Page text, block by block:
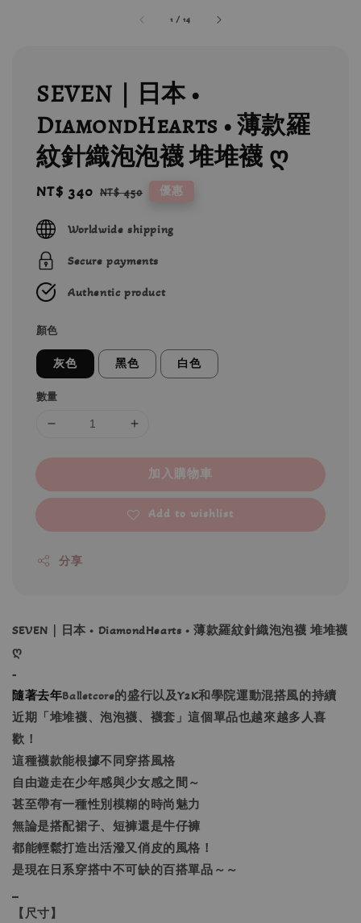
1 /14
SEVEN｜日本 •
DiamondHearts • 薄款羅
紋針織泡泡襪 堆堆襪 ღ
Sale
NT$ 340 Regular
NT$ 450 優惠
Worldwide shipping
Secure payments
Authentic product
顏色
灰色 黑色 白色
數量
加入購物車
Add to wishlist
分享
SEVEN｜日本 • DiamondHearts • 薄款羅紋針織泡泡襪 堆堆襪
ღ
-
隨著去年Balletcore的盛行以及Y2K和學院運動混搭風的持續
近期「堆堆襪、泡泡襪、襪套」這個單品也越來越多人喜
歡！
這種襪款能根據不同穿搭風格
自由遊走在少年感與少女感之間～
甚至帶有一種性別模糊的時尚魅力
無論是搭配裙子、短褲還是牛仔褲
都能輕鬆打造出活潑又俏皮的風格！
是現在日系穿搭中不可缺的百搭單品～～
【尺寸】